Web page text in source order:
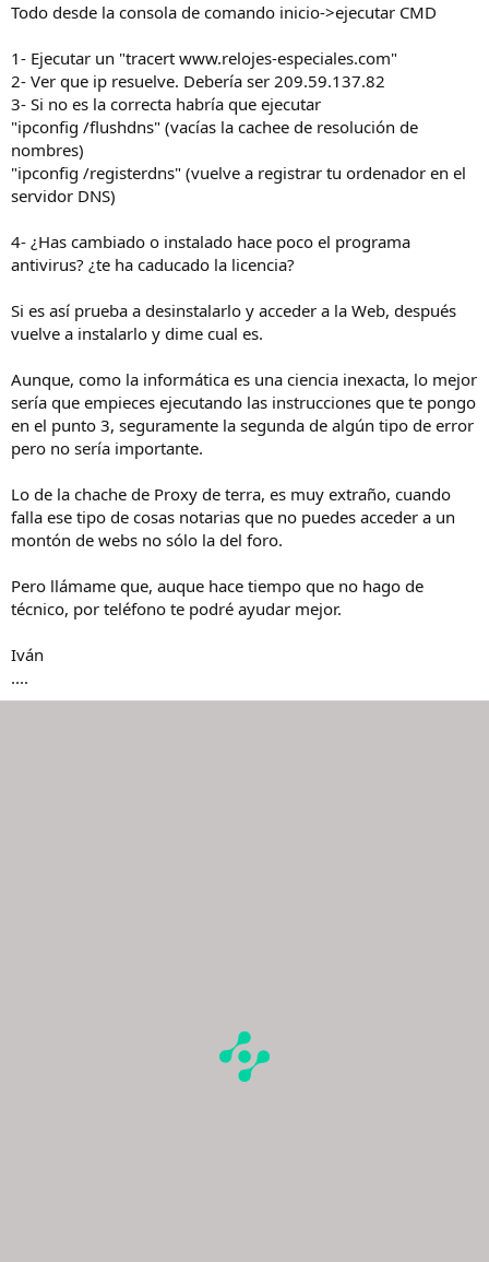
Todo desde la consola de comando inicio->ejecutar CMD
1- Ejecutar un "tracert www.relojes-especiales.com"
2- Ver que ip resuelve. Debería ser 209.59.137.82
3- Si no es la correcta habría que ejecutar
"ipconfig /flushdns" (vacías la cachee de resolución de
nombres)
"ipconfig /registerdns" (vuelve a registrar tu ordenador en el
servidor DNS)
4- ¿Has cambiado o instalado hace poco el programa
antivirus? ¿te ha caducado la licencia?
Si es así prueba a desinstalarlo y acceder a la Web, después
vuelve a instalarlo y dime cual es.
Aunque, como la informática es una ciencia inexacta, lo mejor
sería que empieces ejecutando las instrucciones que te pongo
en el punto 3, seguramente la segunda de algún tipo de error
pero no sería importante.
Lo de la chache de Proxy de terra, es muy extraño, cuando
falla ese tipo de cosas notarias que no puedes acceder a un
montón de webs no sólo la del foro.
Pero llámame que, auque hace tiempo que no hago de
técnico, por teléfono te podré ayudar mejor.
Iván
....